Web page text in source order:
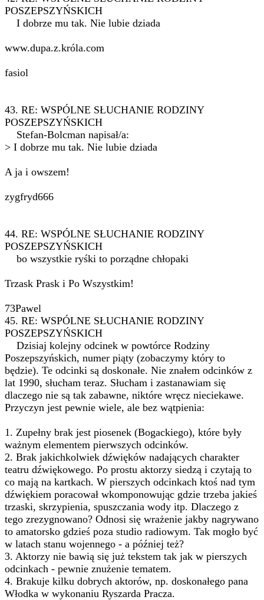
POSZEPSZYŃSKICH
I dobrze mu tak. Nie lubie dziada
www.dupa.z.króla.com
fasiol
43. RE: WSPÓLNE SŁUCHANIE RODZINY
POSZEPSZYŃSKICH
Stefan-Bolcman napisał/a:
> I dobrze mu tak. Nie lubie dziada
A ja i owszem!
zygfryd666
44. RE: WSPÓLNE SŁUCHANIE RODZINY
POSZEPSZYŃSKICH
bo wszystkie ryśki to porządne chłopaki
Trzask Prask i Po Wszystkim!
73Pawel
45. RE: WSPÓLNE SŁUCHANIE RODZINY
POSZEPSZYŃSKICH
Dzisiaj kolejny odcinek w powtórce Rodziny
Poszepszyńskich, numer piąty (zobaczymy który to
będzie). Te odcinki są doskonałe. Nie znałem odcinków z
lat 1990, słucham teraz. Słucham i zastanawiam się
dlaczego nie są tak zabawne, niktóre wręcz nieciekawe.
Przyczyn jest pewnie wiele, ale bez wątpienia:
1. Zupełny brak jest piosenek (Bogackiego), które były
ważnym elementem pierwszych odcinków.
2. Brak jakichkolwiek dźwięków nadających charakter
teatru dźwiękowego. Po prostu aktorzy siedzą i czytają to
co mają na kartkach. W pierszych odcinkach ktoś nad tym
dźwiękiem poracował wkomponowując gdzie trzeba jakieś
trzaski, skrzypienia, spuszczania wody itp. Dlaczego z
tego zrezygnowano? Odnosi się wrażenie jakby nagrywano
to amatorsko gdzieś poza studio radiowym. Tak mogło być
w latach stanu wojennego - a później też?
3. Aktorzy nie bawią się już tekstem tak jak w pierszych
odcinkach - pewnie znużenie tematem.
4. Brakuje kilku dobrych aktorów, np. doskonałego pana
Włodka w wykonaniu Ryszarda Pracza.